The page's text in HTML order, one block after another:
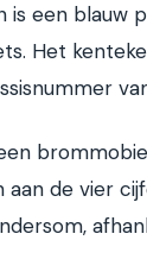
is een blauw
Het
aan de vier